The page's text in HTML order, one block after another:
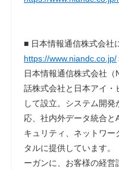
■ 日本情報通信株式会社
https://www.niandc.co.jp/
日本情報通信株式会社
話株式会社と日本アイ・
して設立。システム開
応、社内外データ統合と
キュリティ、ネットワ
タルに提供しています
ーガンに、お客様の経営